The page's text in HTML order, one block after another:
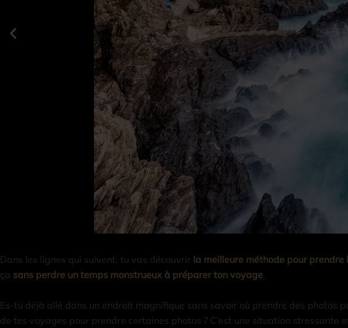
Dans les lignes qui suivent, tu vas découvrir la meilleure méthode pour prendre
ça sans perdre un temps monstrueux à préparer ton voyage.
Es-tu déjà allé dans un endroit magnifique sans savoir où prendre des photos
de tes voyages pour prendre certaines photos ? C’est une situation